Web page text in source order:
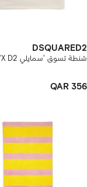
DSQUARED2
شنطة تسوق 'سمايلي X D2'
QAR 356